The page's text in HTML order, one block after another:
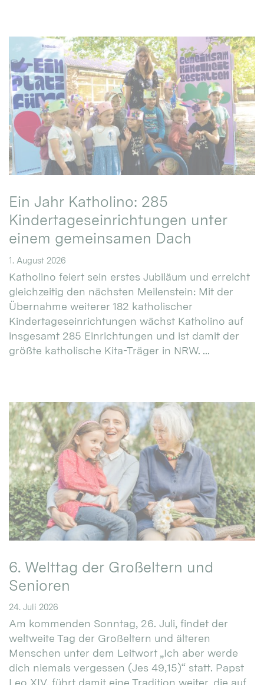
Ein Jahr Katholino: 285
Kindertageseinrichtungen unter
einem gemeinsamen Dach
1. August 2026
Katholino feiert sein erstes Jubiläum und erreicht
gleichzeitig den nächsten Meilenstein: Mit der
Übernahme weiterer 182 katholischer
Kindertageseinrichtungen wächst Katholino auf
insgesamt 285 Einrichtungen und ist damit der
größte katholische Kita-Träger in NRW. ...
6. Welttag der Großeltern und
Senioren
24. Juli 2026
Am kommenden Sonntag, 26. Juli, findet der
weltweite Tag der Großeltern und älteren
Menschen unter dem Leitwort „Ich aber werde
dich niemals vergessen (Jes 49,15)“ statt. Papst